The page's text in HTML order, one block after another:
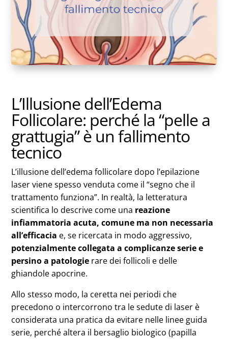
L’Illusione dell’Edema
Follicolare: perché la “pelle a
grattugia” è un fallimento
tecnico
L’illusione dell’edema follicolare dopo l’epilazione
laser viene spesso venduta come il “segno che il
trattamento funziona”. In realtà, la letteratura
scientifica lo descrive come una reazione
infiammatoria acuta, comune ma non necessaria
all’efficacia e, se ricercata in modo aggressivo,
potenzialmente collegata a complicanze serie e
persino a patologie rare dei follicoli e delle
ghiandole apocrine.
Allo stesso modo, la ceretta nei periodi che
precedono o intercorrono tra le sedute di laser è
considerata una pratica da evitare nelle linee guida
serie, perché altera il bersaglio biologico (papilla